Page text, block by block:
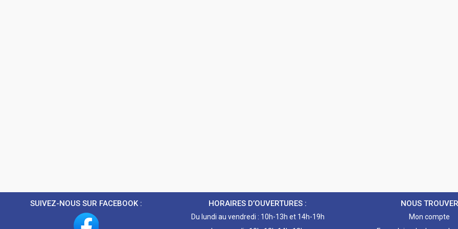
SUIVEZ-NOUS SUR FACEBOOK : HORAIRES D’OUVERTURES :
Du lundi au vendredi : 10h-13h et 14h-19h
NOUS TROUVER
Mon compte